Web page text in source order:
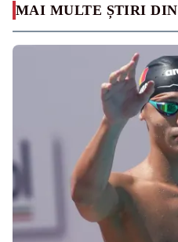
MAI MULTE ȘTIRI DIN